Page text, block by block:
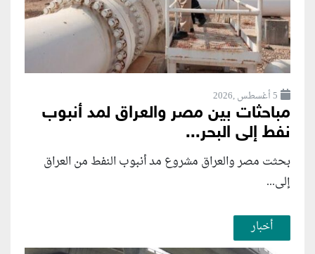
5 أغسطس ,2026
مباحثات بين مصر والعراق لمد أنبوب
نفط إلى البحر...
بحثت مصر والعراق مشروع مد أنبوب النفط من العراق
إلى...
أخبار